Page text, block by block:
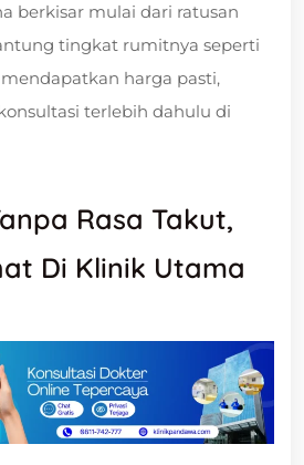
berkisar mulai dari ratusan
tingkat rumitnya seperti
harga pasti,
terlebih dahulu di
Rasa Takut,
Di Klinik Utama